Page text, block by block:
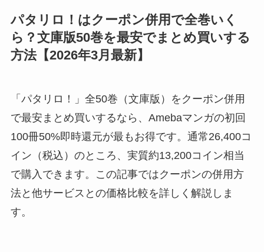
パタリロ！はクーポン併用で全巻いく
ら？文庫版50巻を最安でまとめ買いする
方法【2026年3月最新】
「パタリロ！」全50巻（文庫版）をクーポン併用
で最安まとめ買いするなら、Amebaマンガの初回
100冊50%即時還元が最もお得です。通常26,400コ
イン（税込）のところ、実質約13,200コイン相当
で購入できます。この記事ではクーポンの併用方
法と他サービスとの価格比較を詳しく解説しま
す。